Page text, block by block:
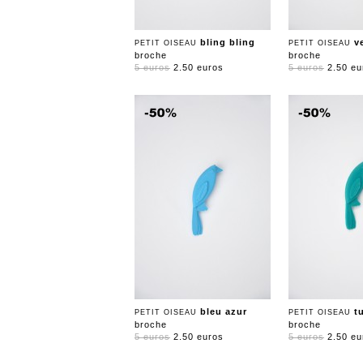
PETIT OISEAU bling bling
broche
5 euros 2.50 euros
PETIT OISEAU
broche
5 euros 2.50
PETIT OISEAU bleu azur
broche
5 euros 2.50 euros
PETIT OISEAU
broche
5 euros 2.50